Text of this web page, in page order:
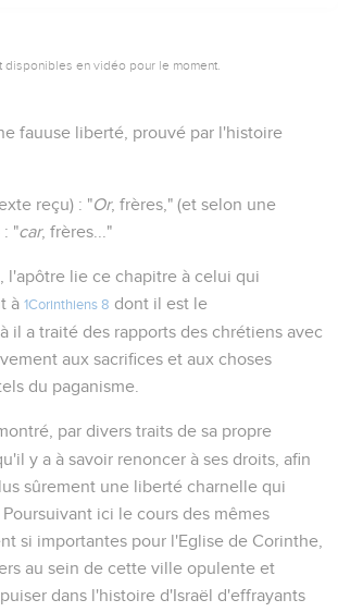
disponibles en vidéo pour le moment.
fauuse liberté, prouvé par l'histoire
reçu) : "Or, frères," (et selon une
: "car, frères..."
l'apôtre lie ce chapitre à celui qui
à 1Corinthiens 8 dont il est le
il a traité des rapports des chrétiens avec
aux sacrifices et aux choses
du paganisme.
par divers traits de sa propre
y a à savoir renoncer à ses droits, afin
sûrement une liberté charnelle qui
ici le cours des mêmes
si importantes pour l'Eglise de Corinthe,
au sein de cette ville opulente et
dans l'histoire d'Israël d'effrayants